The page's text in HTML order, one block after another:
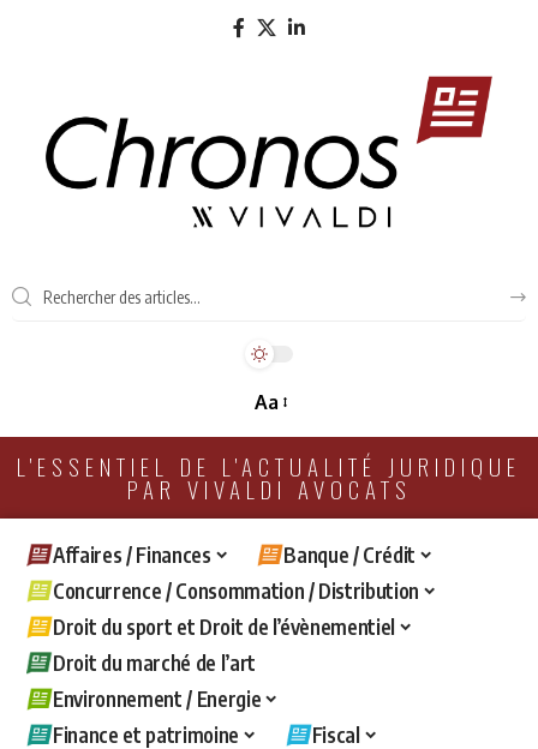
Aa
L'ESSENTIEL DE L'ACTUALITÉ JURIDIQUE
PAR VIVALDI AVOCATS
Affaires / Finances
Banque / Crédit
Concurrence / Consommation / Distribution
Droit du sport et Droit de l’évènementiel
Droit du marché de l’art
Environnement / Energie
Finance et patrimoine
Fiscal